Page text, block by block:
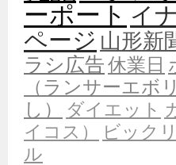
ーポート イ
ページ 山形新
ラシ広告休業日
（ランサーエ
し）
ダイエット
イコス）
ビック
ル